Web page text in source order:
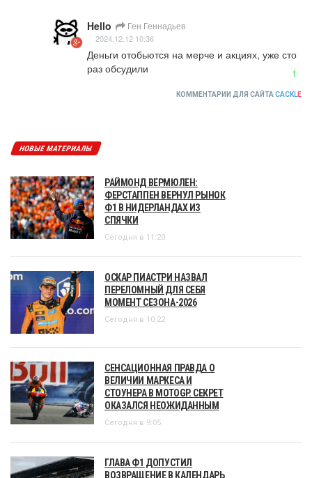
Hello Ген Геннадьев
2024.12.12 10:36
Деньги отобьются на мерче и акциях, уже сто
раз обсудили
1
КОММЕНТАРИИ ДЛЯ САЙТА CACKLE
НОВЫЕ МАТЕРИАЛЫ
РАЙМОНД ВЕРМЮЛЕН:
ФЕРСТАППЕН ВЕРНУЛ РЫНОК
Ф1 В НИДЕРЛАНДАХ ИЗ
СПЯЧКИ
Сегодня в 11:20
ОСКАР ПИАСТРИ НАЗВАЛ
ПЕРЕЛОМНЫЙ ДЛЯ СЕБЯ
МОМЕНТ СЕЗОНА-2026
Сегодня в 10:22
СЕНСАЦИОННАЯ ПРАВДА О
ВЕЛИЧИИ МАРКЕСА И
СТОУНЕРА В MOTOGP. СЕКРЕТ
ОКАЗАЛСЯ НЕОЖИДАННЫМ
Сегодня в 9:05
ГЛАВА Ф1 ДОПУСТИЛ
ВОЗВРАЩЕНИЕ В КАЛЕНДАРЬ